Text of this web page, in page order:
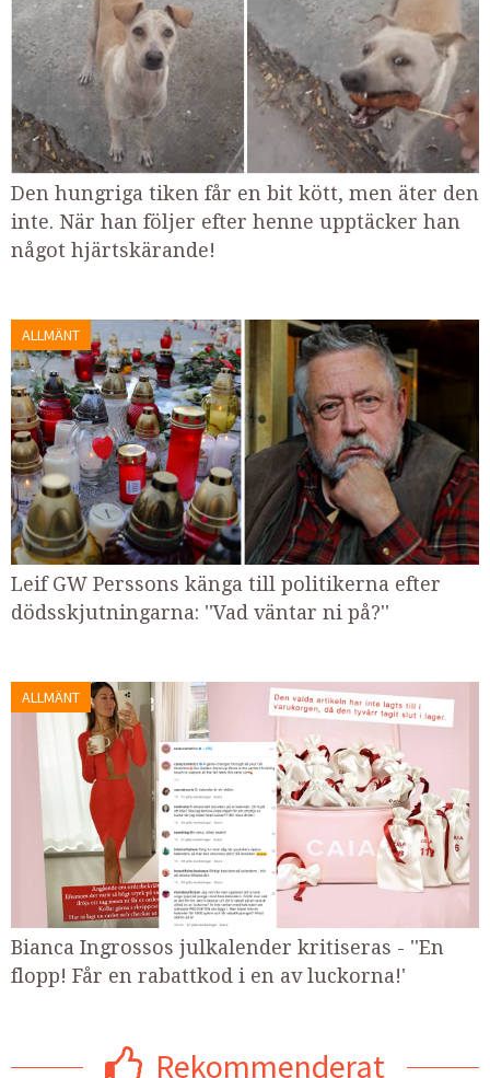
Den hungriga tiken får en bit kött, men äter den
inte. När han följer efter henne upptäcker han
något hjärtskärande!
ALLMÄNT
Leif GW Perssons känga till politikerna efter
dödsskjutningarna: ''Vad väntar ni på?''
ALLMÄNT
Bianca Ingrossos julkalender kritiseras - ''En
flopp! Får en rabattkod i en av luckorna!'
Rekommenderat